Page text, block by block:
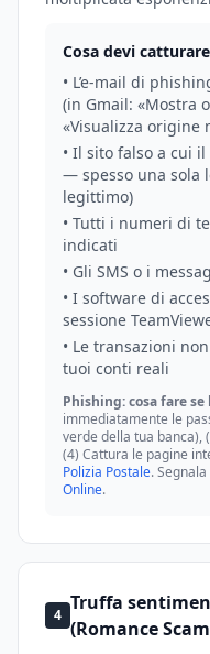
Cosa devi
• L’e-mail di
(in Gmail: «Mostra
«Visualizza origine
• Il sito falso a cui
— spesso una sola
legittimo)
• Tutti i numeri di
indicati
• Gli SMS o i
• I software di
sessione
• Le transazioni
tuoi conti reali
Phishing: cosa fare se
immediatamente le
verde della tua banca),
(4) Cattura le pagine
Polizia Postale.
Online.
4
Truffa
(Romance